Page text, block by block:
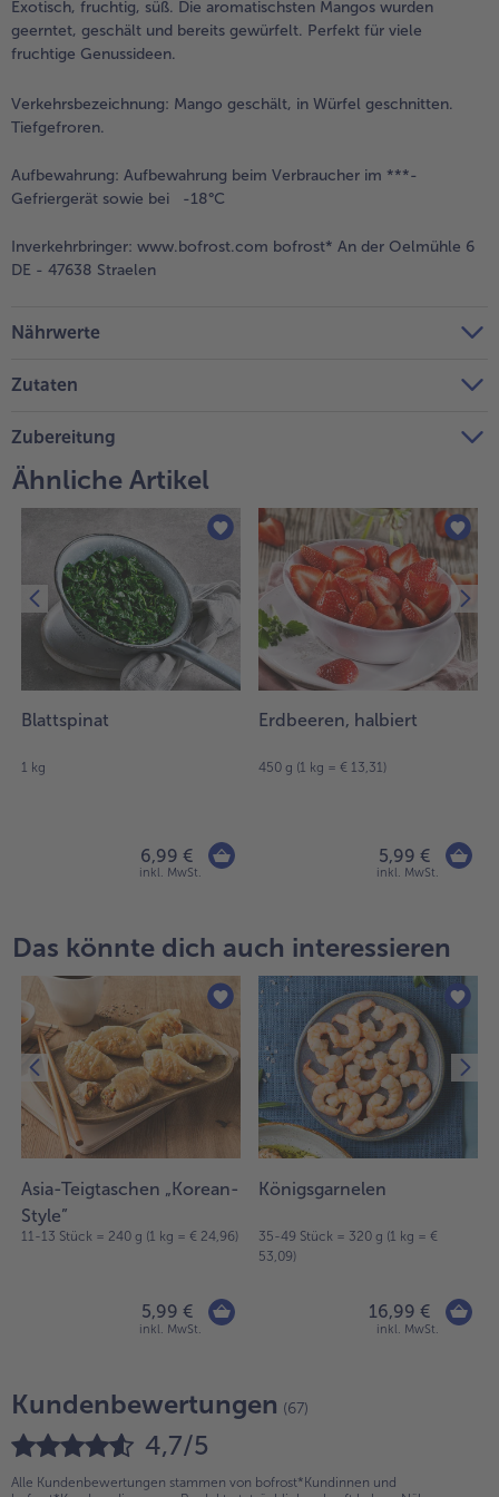
Weiterempfehlen &
Exotisch, fruchtig, süß. Die aromatischsten Mangos wurden
geerntet, geschält und bereits gewürfelt. Perfekt für viele
fruchtige Genussideen.
Verkehrsbezeichnung: Mango geschält, in Würfel geschnitten.
Tiefgefroren.
Aufbewahrung: Aufbewahrung beim Verbraucher im ***-
Gefriergerät sowie bei -18°C
Inverkehrbringer: www.bofrost.com bofrost* An der Oelmühle 6
DE - 47638 Straelen
Nährwerte
Zutaten
Zubereitung
Ähnliche Artikel
Blattspinat
1 kg
6,99 €
inkl. MwSt.
Erdbeeren, halbiert
450 g (1 kg = € 13,31)
5,99 €
inkl. MwSt.
Das könnte dich auch interessieren
Asia-Teigtaschen „Korean-
Style”
11-13 Stück = 240 g (1 kg = € 24,96)
5,99 €
inkl. MwSt.
Königsgarnelen
35-49 Stück = 320 g (1 kg = €
53,09)
16,99 €
inkl. MwSt.
Kundenbewertungen (67)
4,7/5
Alle Kundenbewertungen stammen von bofrost*Kundinnen und